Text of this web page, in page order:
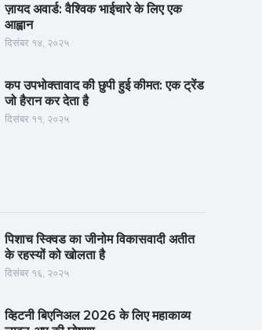
ज़ायद अवार्ड: वैश्विक भाईचारे के लिए एक
आह्वान
दिसंबर १४, २०२५
कप उपभोक्तावाद की छुपी हुई कीमत: एक ट्रेंड
जो हैरान कर देता है
दिसंबर ११, २०२५
पिशाच स्क्विड का जीनोम विकासवादी अतीत
के रहस्यों को खोलता है
दिसंबर १६, २०२५
व्हिटनी बिएनिअल 2026 के लिए महाकाव्य